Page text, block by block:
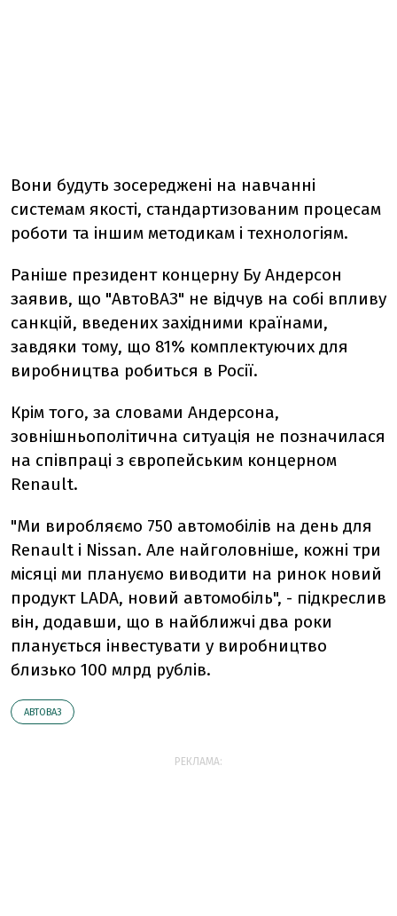
Вони будуть зосереджені на навчанні
системам якості, стандартизованим процесам
роботи та іншим методикам і технологіям.
Раніше президент концерну Бу Андерсон
заявив, що "АвтоВАЗ" не відчув на собі впливу
санкцій, введених західними країнами,
завдяки тому, що 81% комплектуючих для
виробництва робиться в Росії.
Крім того, за словами Андерсона,
зовнішньополітична ситуація не позначилася
на співпраці з європейським концерном
Renault.
"Ми виробляємо 750 автомобілів на день для
Renault і Nissan. Але найголовніше, кожні три
місяці ми плануємо виводити на ринок новий
продукт LADA, новий автомобіль", - підкреслив
він, додавши, що в найближчі два роки
планується інвестувати у виробництво
близько 100 млрд рублів.
АВТОВАЗ
РЕКЛАМА: